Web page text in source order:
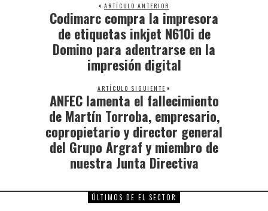
ARTÍCULO ANTERIOR
Codimarc compra la impresora
de etiquetas inkjet N610i de
Domino para adentrarse en la
impresión digital
ARTÍCULO SIGUIENTE
ANFEC lamenta el fallecimiento
de Martín Torroba, empresario,
copropietario y director general
del Grupo Argraf y miembro de
nuestra Junta Directiva
ÚLTIMOS DE EL SECTOR